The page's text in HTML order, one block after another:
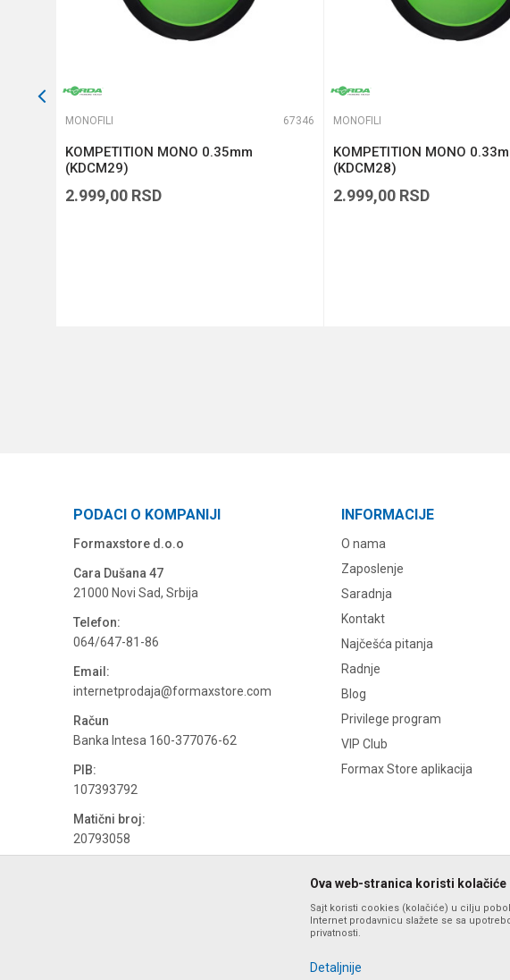
MONOFILI 67346
KOMPETITION MONO 0.35mm
(KDCM29)
2.999,00 RSD
MONOFILI
KOMPETITION MONO
(KDCM28)
2.999,00 RSD
PODACI O KOMPANIJI
Formaxstore d.o.o
Cara Dušana 47
21000 Novi Sad, Srbija
Telefon:
064/647-81-86
Email:
internetprodaja@formaxstore.com
Račun
Banka Intesa 160-377076-62
PIB:
107393792
Matični broj:
20793058
INFORMACIJE
O nama
Zaposlenje
Saradnja
Kontakt
Najčešća pitanja
Radnje
Blog
Privilege program
VIP Club
Formax Store aplikacija
Ova web-stranica koristi kolačiće
Sajt koristi cookies (kolačiće) u cilju
Internet prodavnicu slažete se sa
privatnosti.
Detaljnije